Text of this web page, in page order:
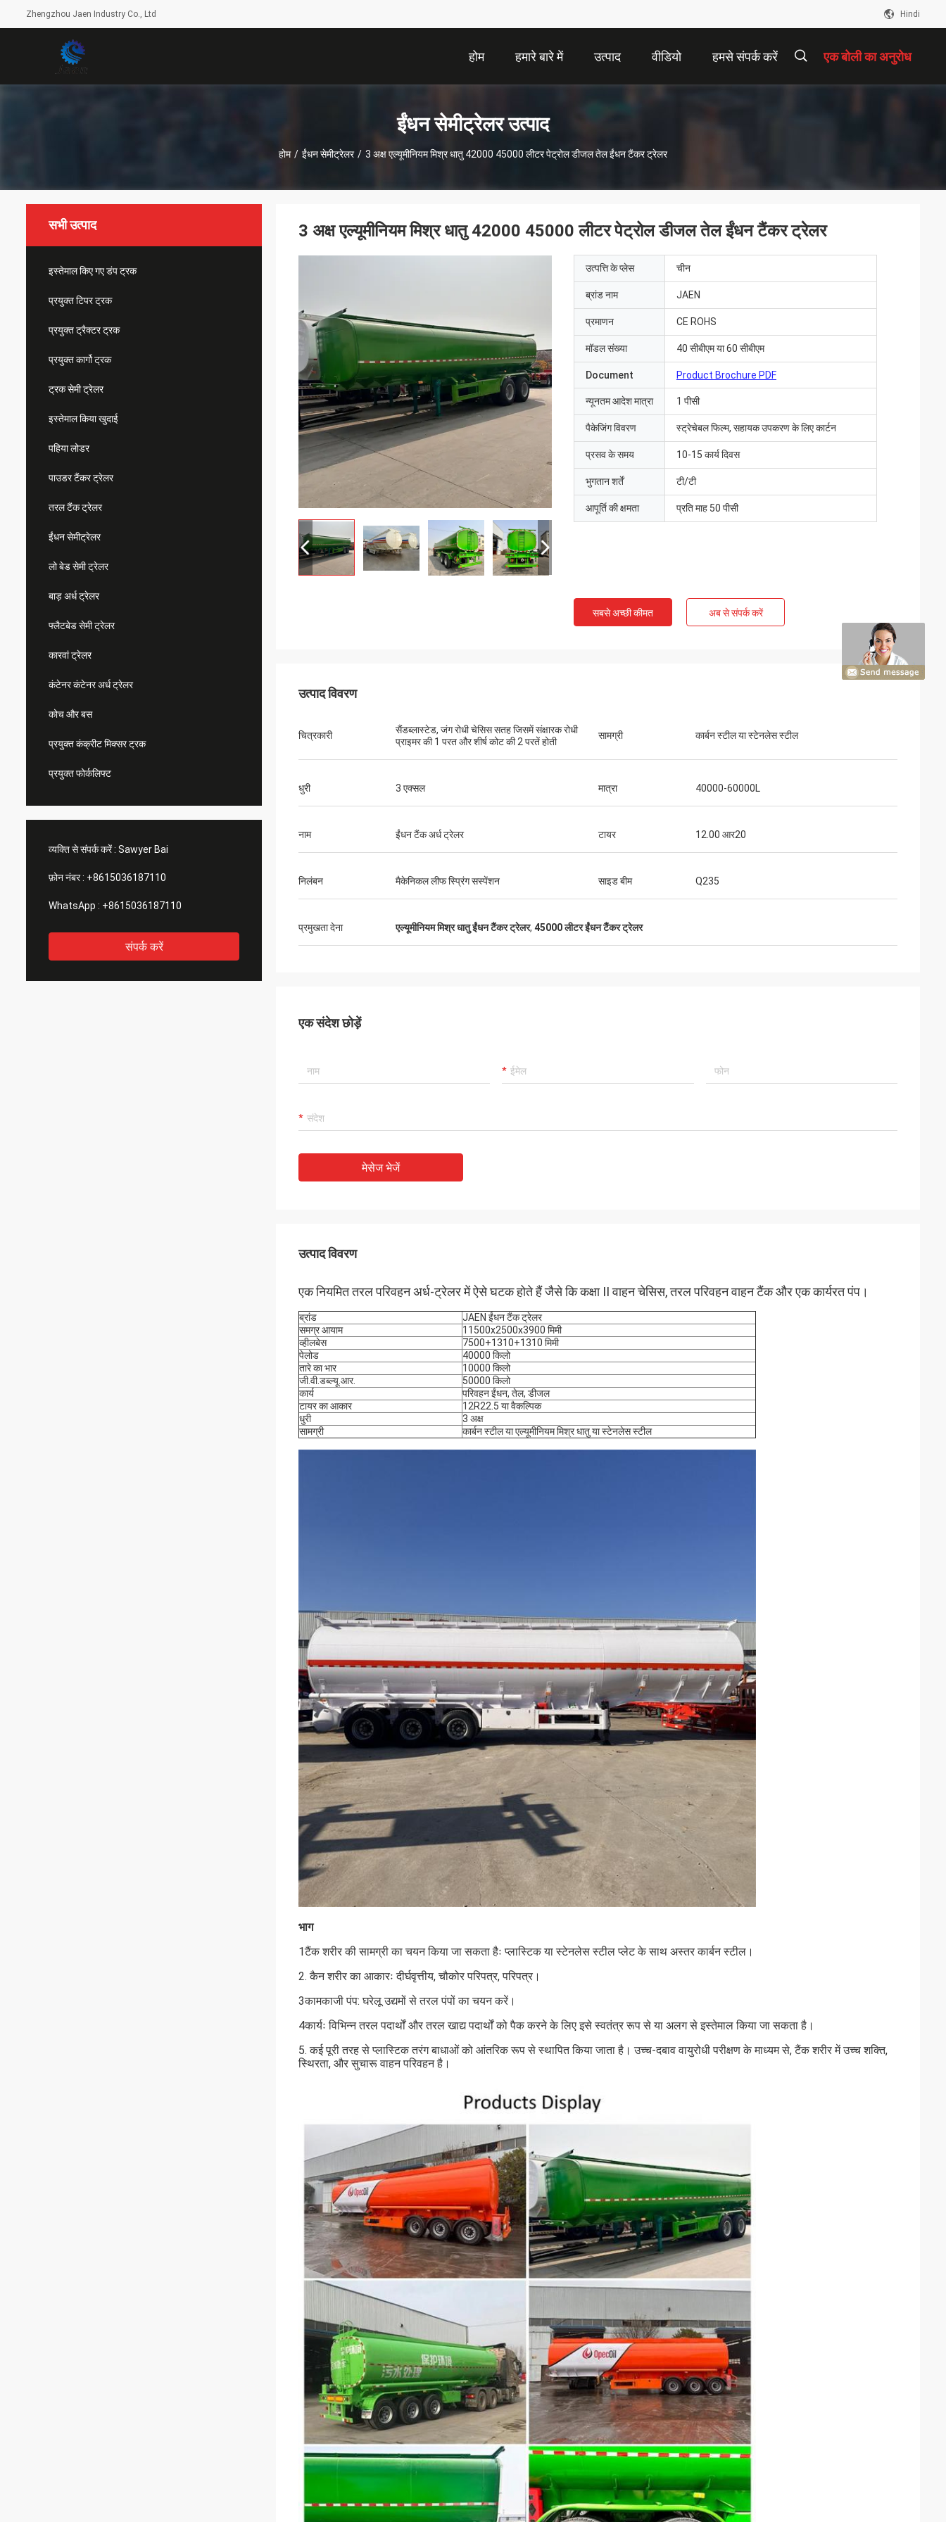
Zhengzhou Jaen Industry Co., Ltd Hindi
होम हमारे बारे में उत्पाद वीडियो हमसे संपर्क करें एक बोली का अनुरोध
ईंधन सेमीट्रेलर उत्पाद
होम / ईंधन सेमीट्रेलर / 3 अक्ष एल्यूमीनियम मिश्र धातु 42000 45000 लीटर पेट्रोल डीजल तेल ईंधन टैंकर ट्रेलर
सभी उत्पाद
इस्तेमाल किए गए डंप ट्रक
प्रयुक्त टिपर ट्रक
प्रयुक्त ट्रैक्टर ट्रक
प्रयुक्त कार्गो ट्रक
ट्रक सेमी ट्रेलर
इस्तेमाल किया खुदाई
पहिया लोडर
पाउडर टैंकर ट्रेलर
तरल टैंक ट्रेलर
ईंधन सेमीट्रेलर
लो बेड सेमी ट्रेलर
बाड़ अर्ध ट्रेलर
फ्लैटबेड सेमी ट्रेलर
कारवां ट्रेलर
कंटेनर कंटेनर अर्ध ट्रेलर
कोच और बस
प्रयुक्त कंक्रीट मिक्सर ट्रक
प्रयुक्त फोर्कलिफ्ट
व्यक्ति से संपर्क करें : Sawyer Bai
फ़ोन नंबर : +8615036187110
WhatsApp : +8615036187110
संपर्क करें
3 अक्ष एल्यूमीनियम मिश्र धातु 42000 45000 लीटर पेट्रोल डीजल तेल ईंधन टैंकर ट्रेलर
उत्पत्ति के प्लेस चीन
ब्रांड नाम JAEN
प्रमाणन CE ROHS
मॉडल संख्या 40 सीबीएम या 60 सीबीएम
Document Product Brochure PDF
न्यूनतम आदेश मात्रा 1 पीसी
पैकेजिंग विवरण स्ट्रेचेबल फिल्म, सहायक उपकरण के लिए कार्टन
प्रसव के समय 10-15 कार्य दिवस
भुगतान शर्तें टी/टी
आपूर्ति की क्षमता प्रति माह 50 पीसी
सबसे अच्छी कीमत अब से संपर्क करें
उत्पाद विवरण
चित्रकारी
सैंडब्लास्टेड, जंग रोधी चेसिस सतह जिसमें संक्षारक रोधी
प्राइमर की 1 परत और शीर्ष कोट की 2 परतें होती
सामग्री कार्बन स्टील या स्टेनलेस स्टील
धुरी 3 एक्सल मात्रा 40000-60000L
नाम ईंधन टैंक अर्ध ट्रेलर टायर 12.00 आर20
निलंबन मैकेनिकल लीफ स्प्रिंग सस्पेंशन साइड बीम Q235
प्रमुखता देना एल्यूमीनियम मिश्र धातु ईंधन टैंकर ट्रेलर, 45000 लीटर ईंधन टैंकर ट्रेलर
एक संदेश छोड़ें
मेसेज भेजें
उत्पाद विवरण
एक नियमित तरल परिवहन अर्ध-ट्रेलर में ऐसे घटक होते हैं जैसे कि कक्षा II वाहन चेसिस, तरल परिवहन वाहन टैंक और एक कार्यरत पंप।
ब्रांड
JAEN ईंधन टैंक ट्रेलर
समग्र आयाम
11500x2500x3900 मिमी
व्हीलबेस
7500+1310+1310 मिमी
पेलोड
40000 किलो
तारे का भार
10000 किलो
जी.वी.डब्ल्यू.आर.
50000 किलो
कार्य
परिवहन ईंधन, तेल, डीजल
टायर का आकार
12R22.5 या वैकल्पिक
धुरी
3 अक्ष
सामग्री
कार्बन स्टील या एल्यूमीनियम मिश्र धातु या स्टेनलेस स्टील
भाग
1टैंक शरीर की सामग्री का चयन किया जा सकता हैः प्लास्टिक या स्टेनलेस स्टील प्लेट के साथ अस्तर कार्बन स्टील।
2. कैन शरीर का आकारः दीर्घवृत्तीय, चौकोर परिपत्र, परिपत्र।
3कामकाजी पंप: घरेलू उद्यमों से तरल पंपों का चयन करें।
4कार्यः विभिन्न तरल पदार्थों और तरल खाद्य पदार्थों को पैक करने के लिए इसे स्वतंत्र रूप से या अलग से इस्तेमाल किया जा सकता है।
5. कई पूरी तरह से प्लास्टिक तरंग बाधाओं को आंतरिक रूप से स्थापित किया जाता है। उच्च-दबाव वायुरोधी परीक्षण के माध्यम से, टैंक शरीर में उच्च शक्ति,
स्थिरता, और सुचारू वाहन परिवहन है।